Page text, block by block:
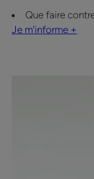
Que faire
Je m'informe +